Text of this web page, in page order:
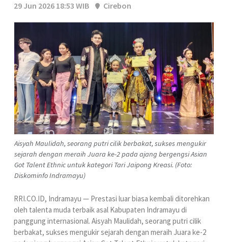
29 Jun 2026 18:53 WIB
Cirebon
Aisyah Maulidah, seorang putri cilik berbakat, sukses mengukir
sejarah dengan meraih Juara ke-2 pada ajang bergengsi Asian
Got Talent Ethnic untuk kategori Tari Jaipong Kreasi. (Foto:
Diskominfo Indramayu)
RRI.CO.ID, Indramayu — Prestasi luar biasa kembali ditorehkan
oleh talenta muda terbaik asal Kabupaten Indramayu di
panggung internasional. Aisyah Maulidah, seorang putri cilik
berbakat, sukses mengukir sejarah dengan meraih Juara ke-2